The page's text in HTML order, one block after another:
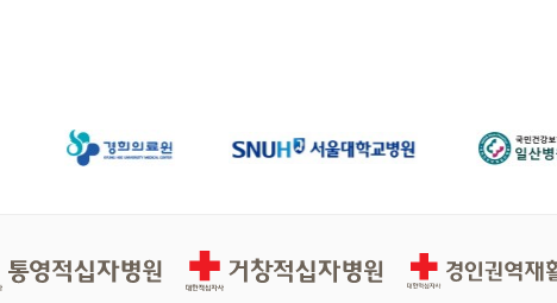
십자병원 거창적십자병원 경인권역적십자병원